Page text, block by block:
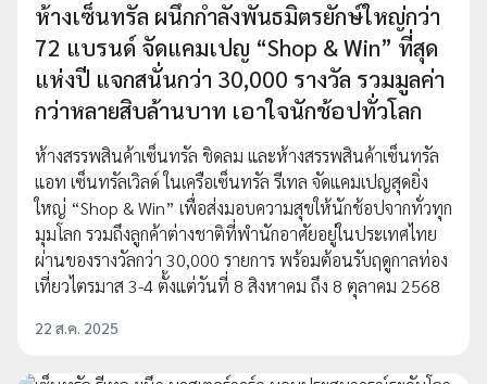
ห้างเซ็นทรัล ผนึกกำลังพันธมิตรยักษ์ใหญ่กว่า
72 แบรนด์ จัดแคมเปญ “Shop & Win” ที่สุด
แห่งปี แจกสนั่นกว่า 30,000 รางวัล รวมมูลค่า
กว่าหลายสิบล้านบาท เอาใจนักช้อปทั่วโลก
ห้างสรรพสินค้าเซ็นทรัล ชิดลม และห้างสรรพสินค้าเซ็นทรัล
แอท เซ็นทรัลเวิลด์ ในเครือเซ็นทรัล รีเทล จัดแคมเปญสุดยิ่ง
ใหญ่ “Shop & Win” เพื่อส่งมอบความสุขให้นักช้อปจากทั่วทุก
มุมโลก รวมถึงลูกค้าต่างชาติที่พำนักอาศัยอยู่ในประเทศไทย
ผ่านของรางวัลกว่า 30,000 รายการ พร้อมต้อนรับฤดูกาลท่อง
เที่ยวไตรมาส 3-4 ตั้งแต่วันที่ 8 สิงหาคม ถึง 8 ตุลาคม 2568
22 ส.ค. 2025